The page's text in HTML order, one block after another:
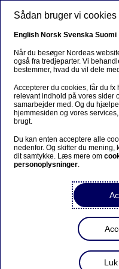
Gå til hovedindhold
opfinder og
DigiHack 2021 er et
medarbejdere i
af to dage arbejder
Sådan bruger vi cookies
English Norsk Svenska Suomi
Når du besøger Nordeas
også fra tredjeparter. Vi
bestemmer, hvad du vil dele
Accepterer du cookies, får du
relevant indhold på vores sider
samarbejder med. Og du
hjemmesiden og vores
brugt.
Du kan enten acceptere alle
nedenfor. Og skifter du
dit samtykke. Læs mere om
personoplysninger.